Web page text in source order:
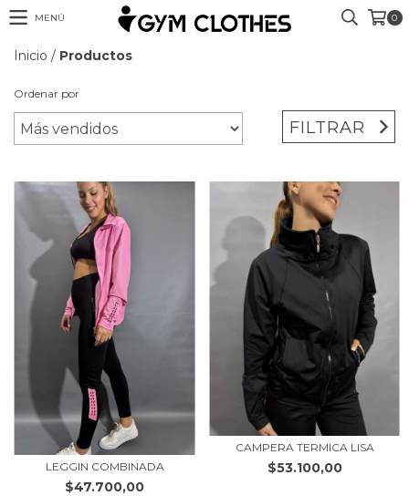
MENÚ 0
Inicio / Productos
Ordenar por
FILTRAR
LEGGIN COMBINADA
$47.700,00
CAMPERA TERMICA LISA
$53.100,00